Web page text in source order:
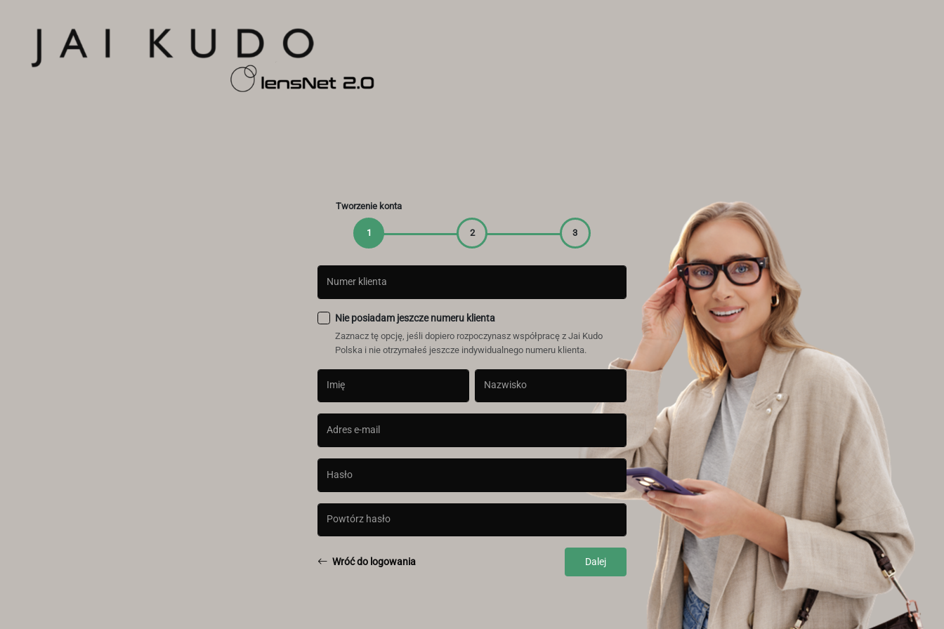
Tworzenie konta
Numer klienta
Nie posiadam jeszcze numeru klienta
Zaznacz tę opcję, jeśli dopiero rozpoczynasz współpracę z Jai Kudo
Polska i nie otrzymałeś jeszcze indywidualnego numeru klienta.
Imię Nazwisko
Adres e-mail
Hasło
Powtórz hasło
Wróć do logowania Dalej